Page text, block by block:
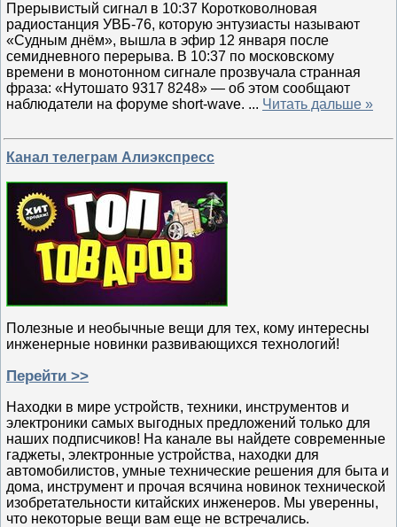
Прерывистый сигнал в 10:37 Коротковолновая
радиостанция УВБ-76, которую энтузиасты называют
«Судным днём», вышла в эфир 12 января после
семидневного перерыва. В 10:37 по московскому
времени в монотонном сигнале прозвучала странная
фраза: «Нутошато 9317 8248» — об этом сообщают
наблюдатели на форуме short-wave. ... Читать дальше »
Канал телеграм Алиэкспресс
Полезные и необычные вещи для тех, кому интересны
инженерные новинки развивающихся технологий!
Перейти >>
Находки в мире устройств, техники, инструментов и
электроники самых выгодных предложений только для
наших подписчиков! На канале вы найдете современные
гаджеты, электронные устройства, находки для
автомобилистов, умные технические решения для быта и
дома, инструмент и прочая всячина новинок технической
изобретательности китайских инженеров. Мы уверенны,
что некоторые вещи вам еще не встречались.